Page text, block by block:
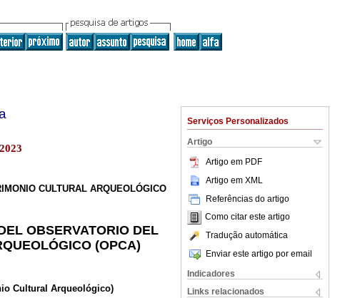
Serviços Personalizados
Artigo
Artigo em PDF
Artigo em XML
Referências do artigo
Como citar este artigo
Tradução automática
Enviar este artigo por email
Indicadores
Links relacionados
CULTURAL ARQUEOLÓGICO
OBSERVATORIO DEL
(OPCA)
Cultural Arqueológico)